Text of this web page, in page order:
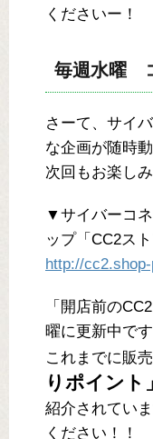
くださいー！
毎週水曜
さーて、サイ
な企画が随時
次回もお楽しみ
▼サイバーコ
ップ「CC2スト
http://
「開店前の
曜に更新中です
これまでに販
りポイント」
紹介されてい
ください！！